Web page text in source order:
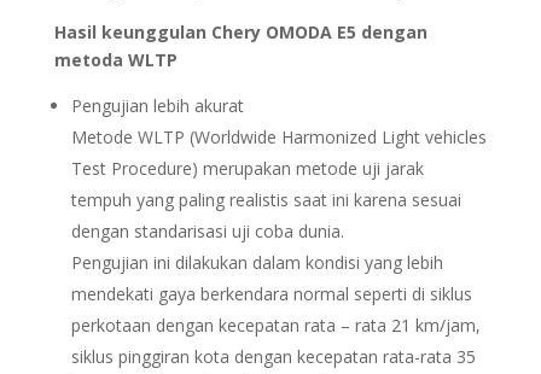
Hasil keunggulan Chery OMODA E5 dengan
metoda WLTP
Pengujian lebih akurat
Metode WLTP (Worldwide Harmonized Light vehicles
Test Procedure) merupakan metode uji jarak
tempuh yang paling realistis saat ini karena sesuai
dengan standarisasi uji coba dunia.
Pengujian ini dilakukan dalam kondisi yang lebih
mendekati gaya berkendara normal seperti di siklus
perkotaan dengan kecepatan rata – rata 21 km/jam,
siklus pinggiran kota dengan kecepatan rata-rata 35